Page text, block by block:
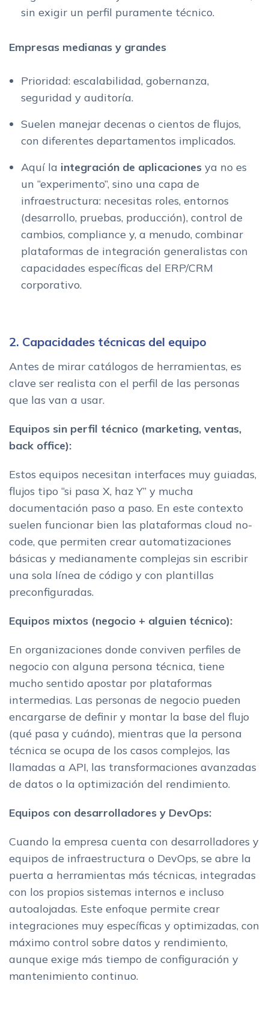
sin exigir un perfil puramente técnico.
Empresas medianas y grandes
Prioridad: escalabilidad, gobernanza,
seguridad y auditoría.
Suelen manejar decenas o cientos de flujos,
con diferentes departamentos implicados.
Aquí la integración de aplicaciones ya no es
un “experimento”, sino una capa de
infraestructura: necesitas roles, entornos
(desarrollo, pruebas, producción), control de
cambios, compliance y, a menudo, combinar
plataformas de integración generalistas con
capacidades específicas del ERP/CRM
corporativo.
2. Capacidades técnicas del equipo
Antes de mirar catálogos de herramientas, es
clave ser realista con el perfil de las personas
que las van a usar.
Equipos sin perfil técnico (marketing, ventas,
back office):
Estos equipos necesitan interfaces muy guiadas,
flujos tipo “si pasa X, haz Y” y mucha
documentación paso a paso. En este contexto
suelen funcionar bien las plataformas cloud no-
code, que permiten crear automatizaciones
básicas y medianamente complejas sin escribir
una sola línea de código y con plantillas
preconfiguradas.
Equipos mixtos (negocio + alguien técnico):
En organizaciones donde conviven perfiles de
negocio con alguna persona técnica, tiene
mucho sentido apostar por plataformas
intermedias. Las personas de negocio pueden
encargarse de definir y montar la base del flujo
(qué pasa y cuándo), mientras que la persona
técnica se ocupa de los casos complejos, las
llamadas a API, las transformaciones avanzadas
de datos o la optimización del rendimiento.
Equipos con desarrolladores y DevOps:
Cuando la empresa cuenta con desarrolladores y
equipos de infraestructura o DevOps, se abre la
puerta a herramientas más técnicas, integradas
con los propios sistemas internos e incluso
autoalojadas. Este enfoque permite crear
integraciones muy específicas y optimizadas, con
máximo control sobre datos y rendimiento,
aunque exige más tiempo de configuración y
mantenimiento continuo.